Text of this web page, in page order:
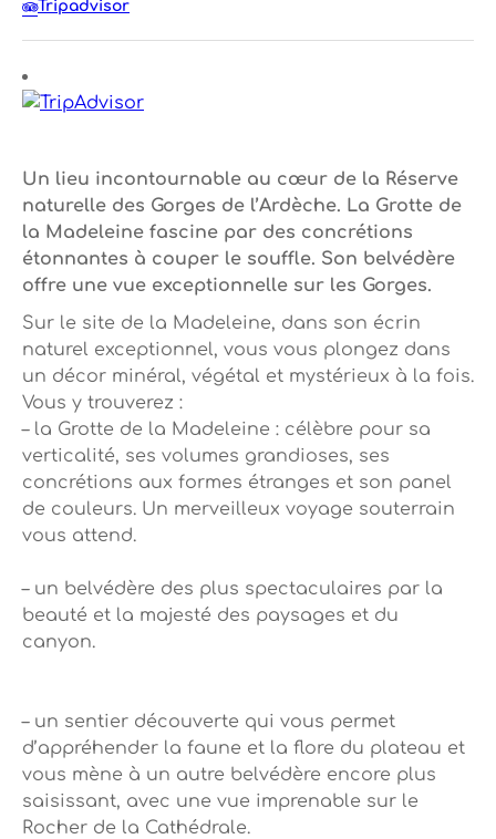
Un lieu incontournable au cœur de la Réserve
naturelle des Gorges de l’Ardèche. La Grotte de
la Madeleine fascine par des concrétions
étonnantes à couper le souffle. Son belvédère
offre une vue exceptionnelle sur les Gorges.
Sur le site de la Madeleine, dans son écrin
naturel exceptionnel, vous vous plongez dans
un décor minéral, végétal et mystérieux à la fois.
Vous y trouverez :
– la Grotte de la Madeleine : célèbre pour sa
verticalité, ses volumes grandioses, ses
concrétions aux formes étranges et son panel
de couleurs. Un merveilleux voyage souterrain
vous attend.
– un belvédère des plus spectaculaires par la
beauté et la majesté des paysages et du
canyon.
– un sentier découverte qui vous permet
d’appréhender la faune et la flore du plateau et
vous mène à un autre belvédère encore plus
saisissant, avec une vue imprenable sur le
Rocher de la Cathédrale.
Tripadvisor